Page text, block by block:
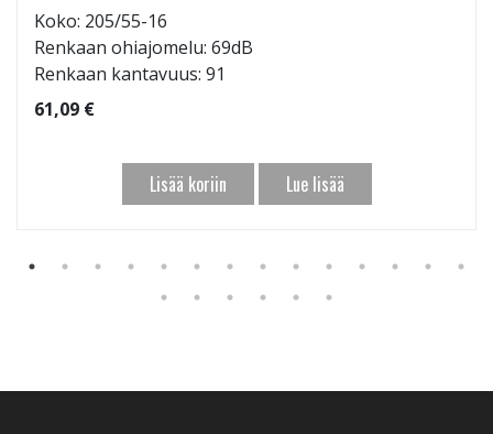
Koko: 205/55-16
Renkaan ohiajomelu: 69dB
Renkaan kantavuus: 91
61,09 €
Lisää koriin Lue lisää